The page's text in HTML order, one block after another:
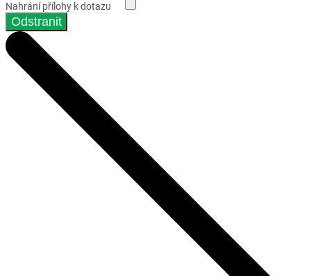
Nahrání přílohy k dotazu
Odstranit